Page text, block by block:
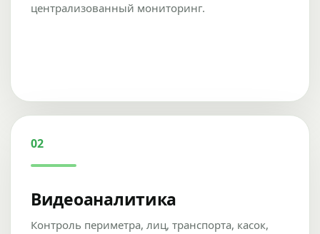
централизованный мониторинг.
02
Видеоаналитика
Контроль периметра, лиц, транспорта, касок,